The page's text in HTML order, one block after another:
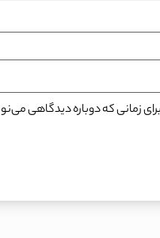
زمانی که دوباره دیدگاهی